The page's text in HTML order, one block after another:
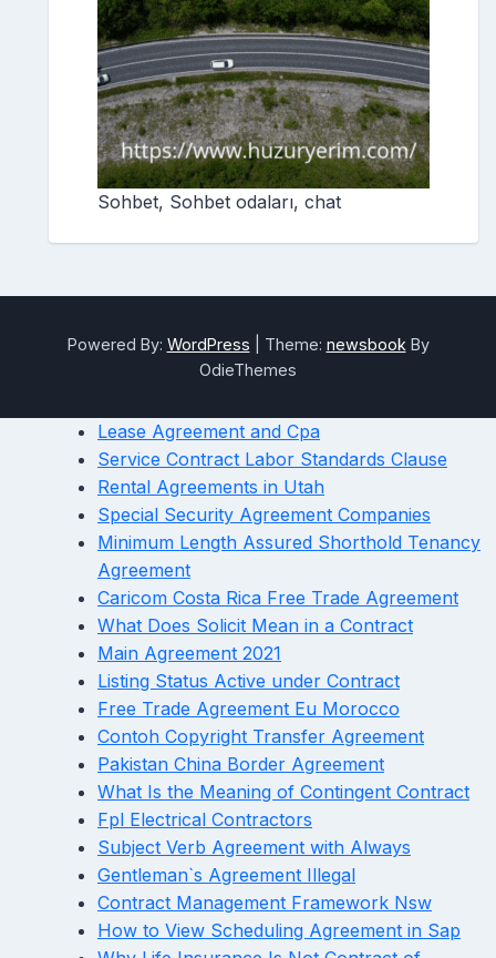
Sohbet, Sohbet odaları, chat
Powered By: WordPress Theme: newsbook By
OdieThemes
Lease Agreement and Cpa
Service Contract Labor Standards Clause
Rental Agreements in Utah
Special Security Agreement Companies
Minimum Length Assured Shorthold Tenancy
Agreement
Caricom Costa Rica Free Trade Agreement
What Does Solicit Mean in a Contract
Main Agreement 2021
Listing Status Active under Contract
Free Trade Agreement Eu Morocco
Contoh Copyright Transfer Agreement
Pakistan China Border Agreement
What Is the Meaning of Contingent Contract
Fpl Electrical Contractors
Subject Verb Agreement with Always
Gentleman`s Agreement Illegal
Contract Management Framework Nsw
How to View Scheduling Agreement in Sap